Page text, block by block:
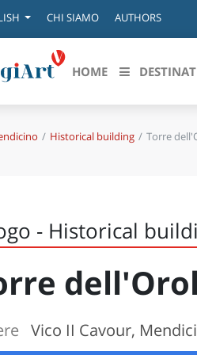
CHI SIAMO AUTHORS
HOME
in evidenza
Historical building Torre
- Historical
Vico II Cavour,